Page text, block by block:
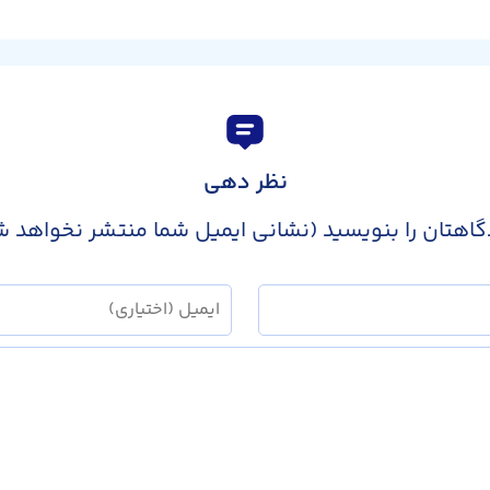
نظر دهی
را بنویسید (نشانی ایمیل شما منتشر